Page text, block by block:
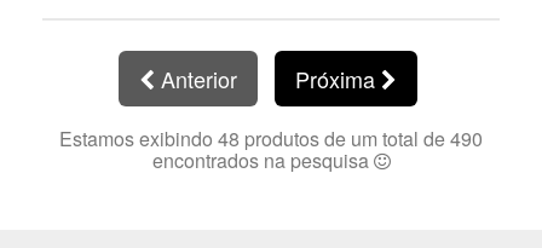
Anterior Próxima
Estamos exibindo 48 produtos de um total de 490
encontrados na pesquisa